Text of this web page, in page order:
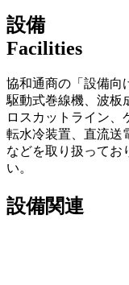
設備
Facilities
協和通商の「設備向
駆動式巻線機、波板
ロスカットライン、
転水冷装置、直流送
などを取り扱ってお
い。
設備関連